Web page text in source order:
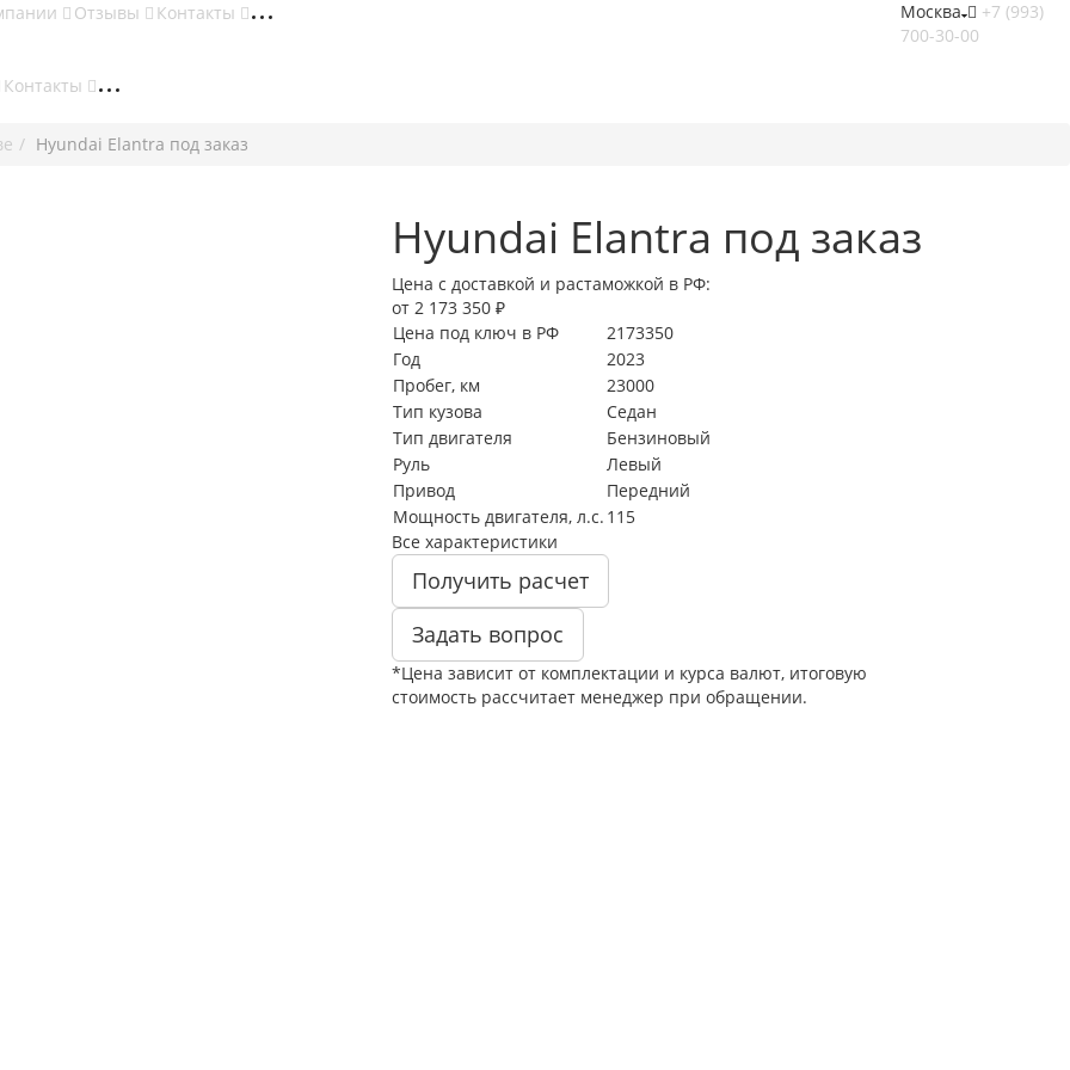
Москва
+7 (993)
700-30-00
Отзывы Контакты
Контакты
Hyundai Elantra под заказ
Hyundai Elantra под заказ
Цена с доставкой и растаможкой в РФ:
от 2 173 350 ₽
Цена под ключ в РФ
2173350
Год
2023
Пробег, км
23000
Тип кузова
Седан
Тип двигателя
Бензиновый
Руль
Левый
Привод
Передний
Мощность двигателя, л.с. 115
Все характеристики
Получить расчет
Задать вопрос
*Цена зависит от комплектации и курса валют, итоговую
стоимость рассчитает менеджер при обращении.